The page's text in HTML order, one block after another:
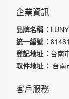
企業資訊
品牌名稱：
統一編號：
登記地址： 台南
取件地址： 台南
客戶服務